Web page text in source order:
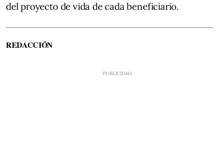
del proyecto de vida de cada beneficiario.
REDACCIÓN